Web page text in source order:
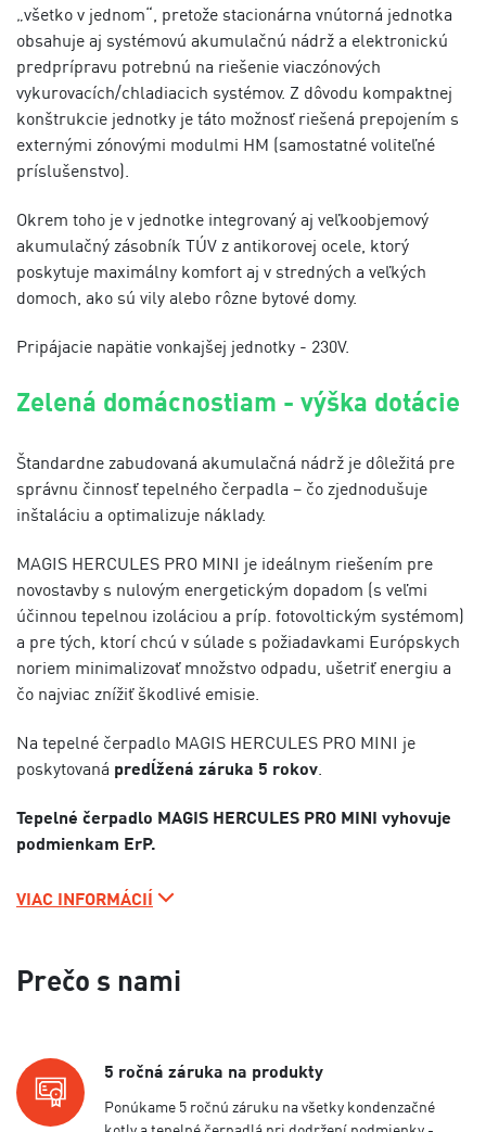
„všetko v jednom“, pretože stacionárna vnútorná jednotka
obsahuje aj systémovú akumulačnú nádrž a elektronickú
predprípravu potrebnú na riešenie viaczónových
vykurovacích/chladiacich systémov. Z dôvodu kompaktnej
konštrukcie jednotky je táto možnosť riešená prepojením s
externými zónovými modulmi HM (samostatné voliteľné
príslušenstvo).
Okrem toho je v jednotke integrovaný aj veľkoobjemový
akumulačný zásobník TÚV z antikorovej ocele, ktorý
poskytuje maximálny komfort aj v stredných a veľkých
domoch, ako sú vily alebo rôzne bytové domy.
Pripájacie napätie vonkajšej jednotky - 230V.
Zelená domácnostiam - výška dotácie
Štandardne zabudovaná akumulačná nádrž je dôležitá pre
správnu činnosť tepelného čerpadla – čo zjednodušuje
inštaláciu a optimalizuje náklady.
MAGIS HERCULES PRO MINI je ideálnym riešením pre
novostavby s nulovým energetickým dopadom (s veľmi
účinnou tepelnou izoláciou a príp. fotovoltickým systémom)
a pre tých, ktorí chcú v súlade s požiadavkami Európskych
noriem minimalizovať množstvo odpadu, ušetriť energiu a
čo najviac znížiť škodlivé emisie.
Na tepelné čerpadlo MAGIS HERCULES PRO MINI je
poskytovaná predĺžená záruka 5 rokov.
Tepelné čerpadlo MAGIS HERCULES PRO MINI vyhovuje
podmienkam ErP.
VIAC INFORMÁCIÍ
Prečo s nami
5 ročná záruka na produkty
Ponúkame 5 ročnú záruku na všetky kondenzačné